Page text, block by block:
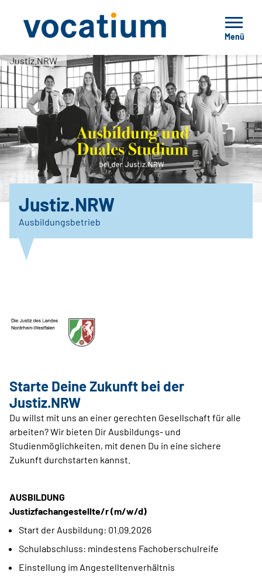
Menü
Justiz.NRW
Justiz.NRW
Ausbildungsbetrieb
Starte Deine Zukunft bei der
Justiz.NRW
Du willst mit uns an einer gerechten Gesellschaft für alle
arbeiten? Wir bieten Dir Ausbildungs- und
Studienmöglichkeiten, mit denen Du in eine sichere
Zukunft durchstarten kannst.
AUSBILDUNG
Justizfachangestellte/r (m/w/d)
Start der Ausbildung: 01.09.2026
Schulabschluss: mindestens Fachoberschulreife
Einstellung im Angestelltenverhältnis